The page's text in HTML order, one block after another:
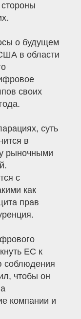
о будущем
в области
своих
суть
в
рыночными
с
как
прав
ЕС к
соблюдения
чтобы он
компании и